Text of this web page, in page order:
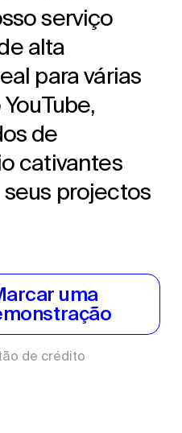
serviço
alta
para várias
de
cativantes
projectos
uma
de crédito